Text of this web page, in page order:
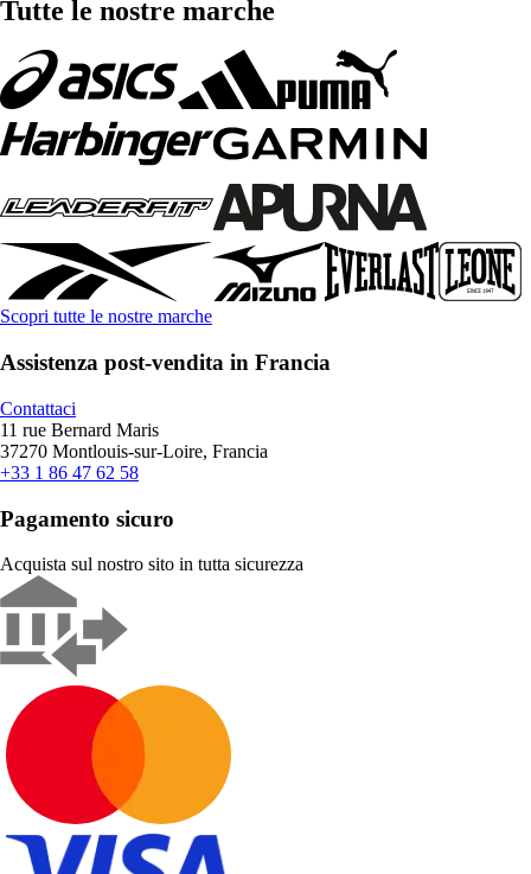
Tutte le nostre marche
Scopri tutte le nostre marche
Assistenza post-vendita in Francia
Contattaci
11 rue Bernard Maris
37270 Montlouis-sur-Loire, Francia
+33 1 86 47 62 58
Pagamento sicuro
Acquista sul nostro sito in tutta sicurezza